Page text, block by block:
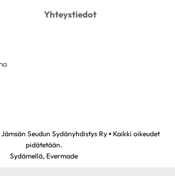
Yhteystiedot
Seudun Sydänyhdistys Ry • Kaikki oikeudet
pidätetään.
Sydämellä, Evermade